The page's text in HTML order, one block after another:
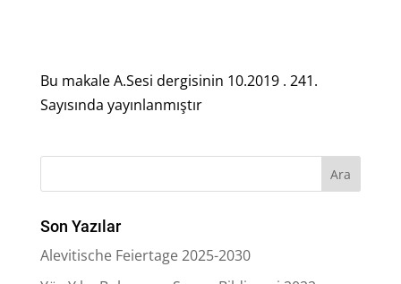
Bu makale A.Sesi dergisinin 10.2019 . 241.
Sayısında yayınlanmıştır
Son Yazılar
Alevitische Feiertage 2025-2030